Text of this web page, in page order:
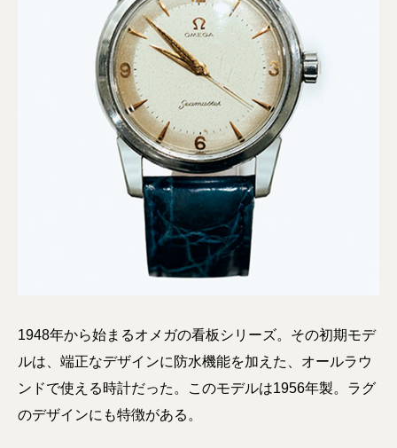
1948年から始まるオメガの看板シリーズ。その初期モデ
ルは、端正なデザインに防水機能を加えた、オールラウ
ンドで使える時計だった。このモデルは1956年製。ラグ
のデザインにも特徴がある。